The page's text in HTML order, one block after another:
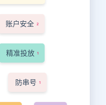
账户安全 2
精准投放 1
防串号 1